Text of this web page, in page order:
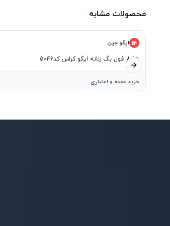
محصولات مشابه
ایگو جین
شلوار فول بگ زنانه ایگو کراس کد5046
خرید عمده و اعتباری
اسلاید بعدی